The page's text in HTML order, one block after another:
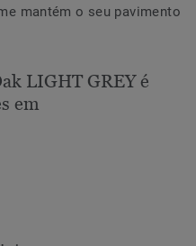
mantém o seu pavimento
LIGHT GREY é
em